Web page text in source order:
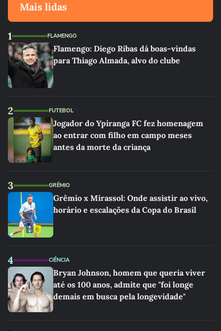
Mais lidas
1 FLAMENGO
Flamengo: Diego Ribas dá boas-vindas
para Thiago Almada, alvo do clube
2 FUTEBOL
Jogador do Ypiranga FC fez homenagem
ao entrar com filho em campo meses
antes da morte da criança
3 GRÊMIO
Grêmio x Mirassol: Onde assistir ao vivo,
horário e escalações da Copa do Brasil
4 CIÊNCIA
Bryan Johnson, homem que queria viver
até os 100 anos, admite que "foi longe
demais em busca pela longevidade"